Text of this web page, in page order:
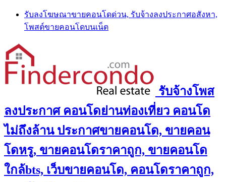
Skip
content
รับลงโฆษณาขายคอนโดด่วน, รับจ้างลงประกาศอสังหา,
โพสต์ขายคอนโดบนเน็ต
รับจ้างโพส
ลงประกาศ คอนโดย่านท่องเที่ยว คอนโด
ไม่ถึงล้าน ประกาศขายคอนโด, ขายคอน
โดหรู, ขายคอนโดราคาถูก, ขายคอนโด
ใกล้bts, เว็บขายคอนโด, คอนโดราคาถูก,